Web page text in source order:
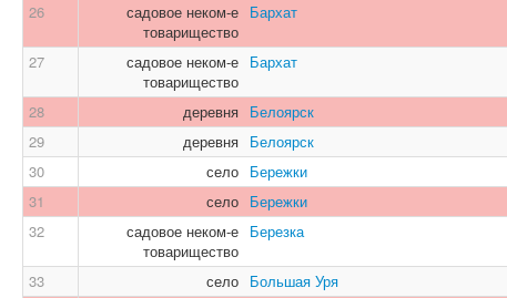
26
садовое неком-е
товарищество
Бархат
27
садовое неком-е
товарищество
Бархат
28 деревня Белоярск
29
деревня Белоярск
30
село Бережки
31
село Бережки
32
садовое неком-е
товарищество
Березка
33 село Большая Уря